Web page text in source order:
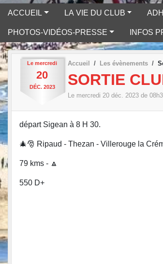
ACCUEIL LA VIE DU CLUB
PHOTOS-VIDÉOS-PRESSE INFOS
Le mercredi
20
DÉC. 2023
Accueil Les évènements
SORTIE
Le mercredi 20 déc. 2023 de
départ Sigean à 8 H 30.
🎄🎅 Ripaud - Thezan - Villerouge la
79 kms - 🔼
550 D+